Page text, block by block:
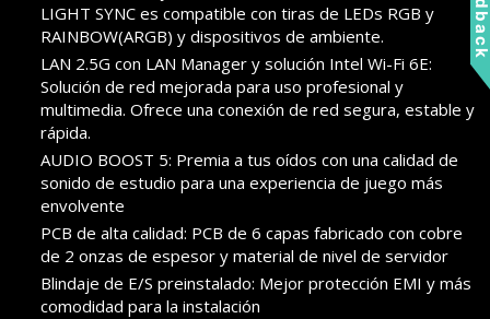
LIGHT SYNC es compatible con tiras de LEDs RGB y
RAINBOW(ARGB) y dispositivos de ambiente.
LAN 2.5G con LAN Manager y solución Intel Wi-Fi 6E:
Solución de red mejorada para uso profesional y
multimedia. Ofrece una conexión de red segura, estable y
rápida.
AUDIO BOOST 5: Premia a tus oídos con una calidad de
sonido de estudio para una experiencia de juego más
envolvente
PCB de alta calidad: PCB de 6 capas fabricado con cobre
de 2 onzas de espesor y material de nivel de servidor
Blindaje de E/S preinstalado: Mejor protección EMI y más
comodidad para la instalación